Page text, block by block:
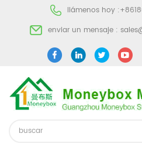
llámenos hoy :
enviar un mensaje :